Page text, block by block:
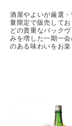
酒屋やよいが厳選
量限定で販売して
どの貴重なバック
みを増した一期一
のある味わいをお楽